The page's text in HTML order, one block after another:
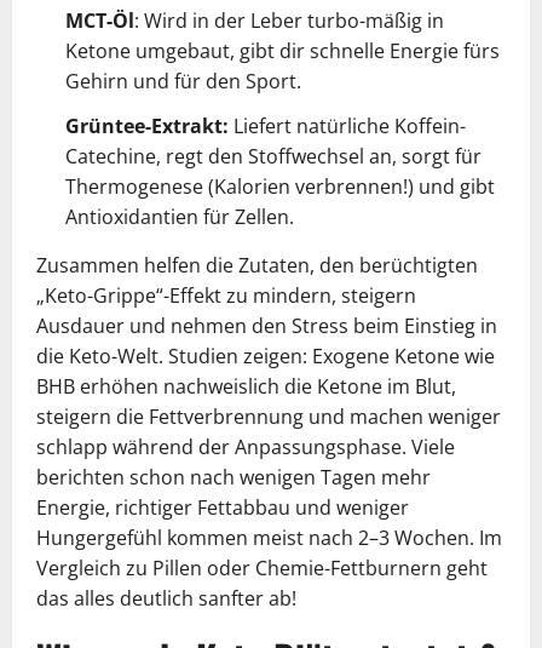
MCT-Öl: Wird in der Leber turbo-mäßig in
Ketone umgebaut, gibt dir schnelle Energie fürs
Gehirn und für den Sport.
Grüntee-Extrakt: Liefert natürliche Koffein-
Catechine, regt den Stoffwechsel an, sorgt für
Thermogenese (Kalorien verbrennen!) und gibt
Antioxidantien für Zellen.
Zusammen helfen die Zutaten, den berüchtigten
„Keto-Grippe“-Effekt zu mindern, steigern
Ausdauer und nehmen den Stress beim Einstieg in
die Keto-Welt. Studien zeigen: Exogene Ketone wie
BHB erhöhen nachweislich die Ketone im Blut,
steigern die Fettverbrennung und machen weniger
schlapp während der Anpassungsphase. Viele
berichten schon nach wenigen Tagen mehr
Energie, richtiger Fettabbau und weniger
Hungergefühl kommen meist nach 2–3 Wochen. Im
Vergleich zu Pillen oder Chemie-Fettburnern geht
das alles deutlich sanfter ab!